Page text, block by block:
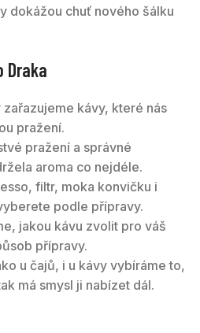
dokážou chuť nového šálku
Draka
kávy, které nás
pražení.
pražení a správné
aroma co nejdéle.
filtr, moka konvičku i
podle přípravy.
jakou kávu zvolit pro váš
přípravy.
u čajů, i u kávy vybíráme to,
má smysl ji nabízet dál.